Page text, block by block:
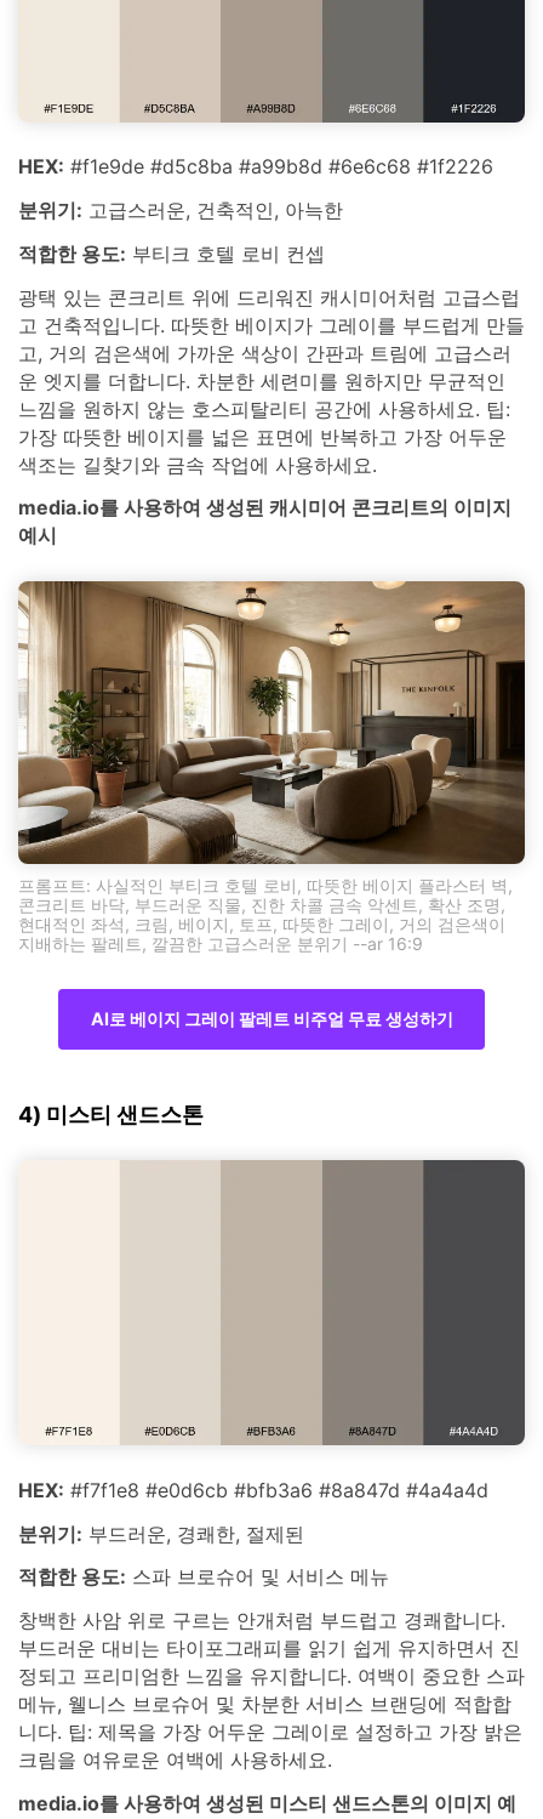
HEX: #f1e9de #d5c8ba #a99b8d #6e6c68 #1f2226
분위기: 고급스러운, 건축적인, 아늑한
적합한 용도: 부티크 호텔 로비 컨셉
광택 있는 콘크리트 위에 드리워진 캐시미어처럼 고급스럽
고 건축적입니다. 따뜻한 베이지가 그레이를 부드럽게 만들
고, 거의 검은색에 가까운 색상이 간판과 트림에 고급스러
운 엣지를 더합니다. 차분한 세련미를 원하지만 무균적인
느낌을 원하지 않는 호스피탈리티 공간에 사용하세요. 팁:
가장 따뜻한 베이지를 넓은 표면에 반복하고 가장 어두운
색조는 길찾기와 금속 작업에 사용하세요.
media.io를 사용하여 생성된 캐시미어 콘크리트의 이미지
예시
프롬프트: 사실적인 부티크 호텔 로비, 따뜻한 베이지 플라스터 벽,
콘크리트 바닥, 부드러운 직물, 진한 차콜 금속 악센트, 확산 조명,
현대적인 좌석, 크림, 베이지, 토프, 따뜻한 그레이, 거의 검은색이
지배하는 팔레트, 깔끔한 고급스러운 분위기 --ar 16:9
AI로 베이지 그레이 팔레트 비주얼 무료 생성하기
4) 미스티 샌드스톤
HEX: #f7f1e8 #e0d6cb #bfb3a6 #8a847d #4a4a4d
분위기: 부드러운, 경쾌한, 절제된
적합한 용도: 스파 브로슈어 및 서비스 메뉴
창백한 사암 위로 구르는 안개처럼 부드럽고 경쾌합니다.
부드러운 대비는 타이포그래피를 읽기 쉽게 유지하면서 진
정되고 프리미엄한 느낌을 유지합니다. 여백이 중요한 스파
메뉴, 웰니스 브로슈어 및 차분한 서비스 브랜딩에 적합합
니다. 팁: 제목을 가장 어두운 그레이로 설정하고 가장 밝은
크림을 여유로운 여백에 사용하세요.
media.io를 사용하여 생성된 미스티 샌드스톤의 이미지 예